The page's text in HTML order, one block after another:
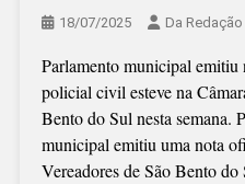
18/07/2025 Da Redação
Parlamento municipal
policial civil esteve na
Bento do Sul nesta semana.
municipal emitiu uma nota
Vereadores de São Bento do